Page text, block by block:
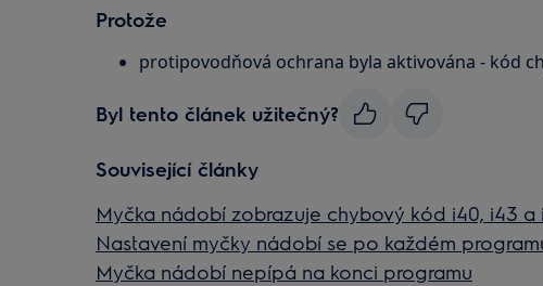
Protože
protipovodňová ochrana byla aktivována - kód
Byl tento článek užitečný?
Související články
Myčka nádobí zobrazuje chybový kód i40, i43 a
Nastavení myčky nádobí se po každém
Myčka nádobí nepípá na konci programu